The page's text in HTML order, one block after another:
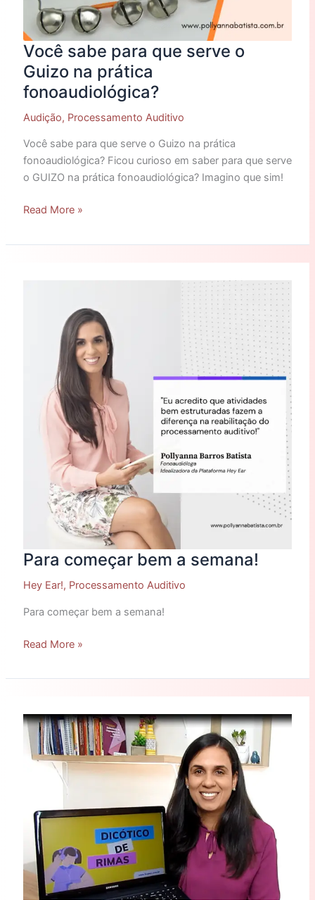
Você sabe para que serve o
Guizo na prática
fonoaudiológica?
Audição, Processamento Auditivo
Você sabe para que serve o Guizo na prática
fonoaudiológica? Ficou curioso em saber para que serve
o GUIZO na prática fonoaudiológica? Imagino que sim!
Read More »
Para começar bem a semana!
Hey Ear!, Processamento Auditivo
Para começar bem a semana!
semana!
Read More »
nova
de
processamento
auditivo
Hey
Ear